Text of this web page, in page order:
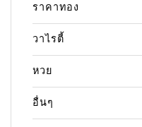
ราคาทอง
วาไรตี้
หวย
อื่นๆ